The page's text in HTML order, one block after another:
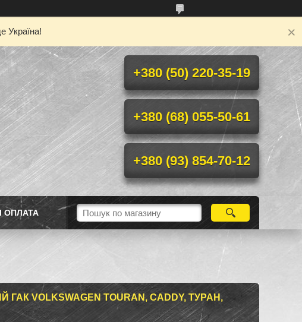
Україна!
+380 (50) 220-35-19
+380 (68) 055-50-61
+380 (93) 854-70-12
ОПЛАТА
VOLKSWAGEN TOURAN, CADDY, ТУРАН,